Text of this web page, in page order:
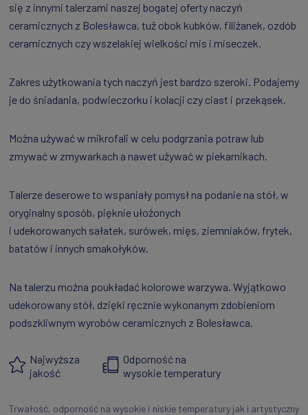
się z innymi talerzami naszej bogatej oferty naczyń
ceramicznych z Bolesławca, tuż obok kubków, filiżanek, ozdób
ceramicznych czy wszelakiej wielkości mis i miseczek.
Zakres użytkowania tych naczyń jest bardzo szeroki. Podajemy
je do śniadania, podwieczorku i kolacji czy ciast i przekąsek.
Można używać w mikrofali w celu podgrzania potraw lub
zmywać w zmywarkach a nawet używać w piekarnikach.
Talerze deserowe to wspaniały pomysł na podanie na stół, w
oryginalny sposób, pięknie ułożonych
i udekorowanych sałatek, surówek, mięs, ziemniaków, frytek,
batatów i innych smakołyków.
Na talerzu można poukładać kolorowe warzywa. Wyjątkowo
udekorowany stół, dzięki ręcznie wykonanym zdobieniom
podszkliwnym wyrobów ceramicznych z Bolesławca.
Najwyższa
jakość
Odporność na
wysokie temperatury
Trwałość, odporność na wysokie i niskie temperatury jak i artystyczny